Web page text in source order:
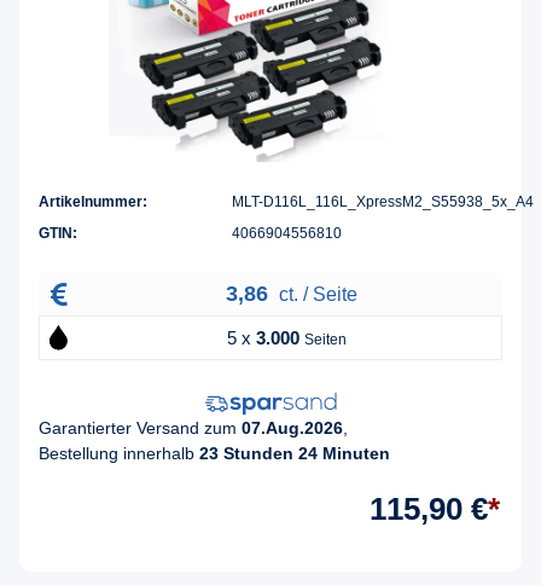
Artikelnummer:
MLT-D116L_116L_XpressM2_S55938_5x_A4
GTIN:
4066904556810
3,86 ct. / Seite
5 x 3.000 Seiten
Garantierter Versand zum 07.Aug.2026
Bestellung innerhalb 23 Stunden 24 Minuten
115,90 €*